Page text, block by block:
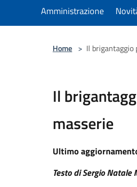
Amministrazione
Home > Il
Il
masserie
Ultimo
Testo di Sergio